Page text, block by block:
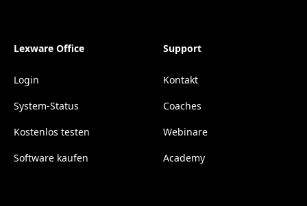
Lexware Office
Login
System-Status
Kostenlos testen
Software kaufen
Support
Kontakt
Coaches
Webinare
Academy